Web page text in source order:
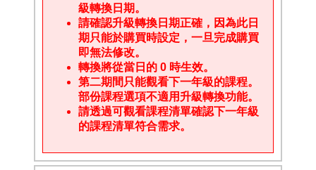
級轉換日期。
請確認升級轉換日期正確，因為此日
期只能於購買時設定，一旦完成購買
即無法修改。
轉換將從當日的 0 時生效。
第二期間只能觀看下一年級的課程。
部份課程選項不適用升級轉換功能。
請透過可觀看課程清單確認下一年級
的課程清單符合需求。